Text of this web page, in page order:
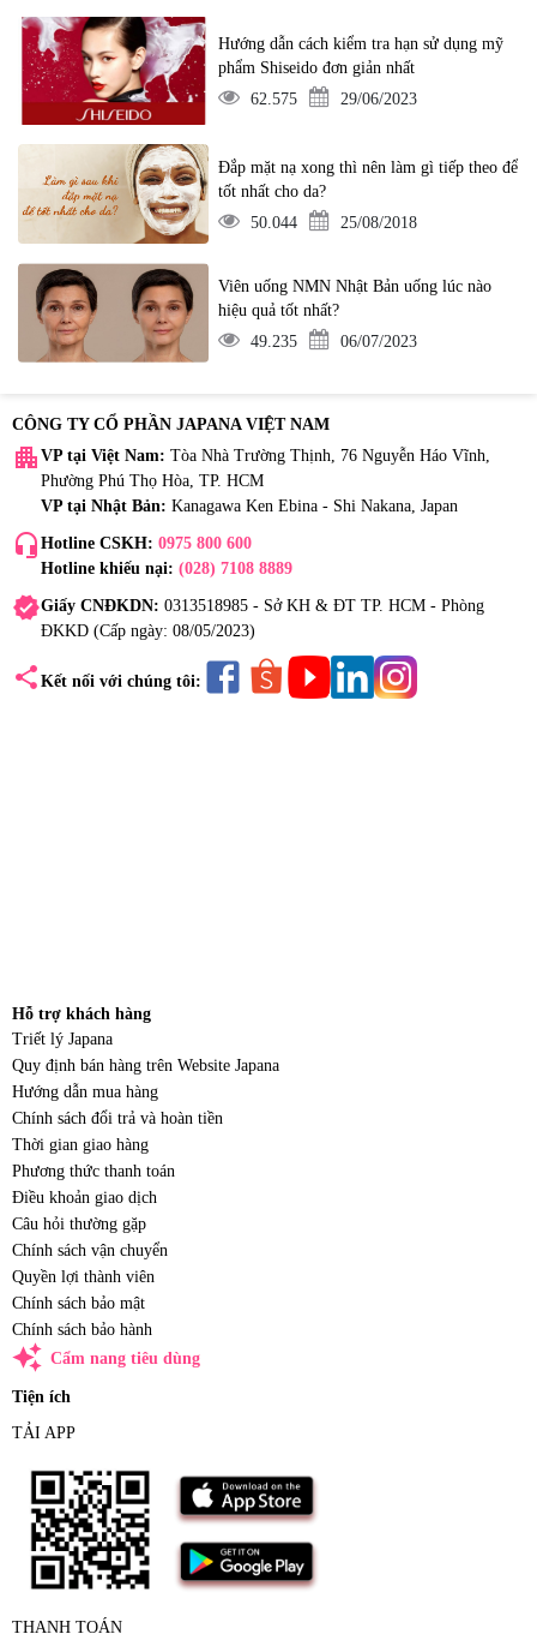
Hướng dẫn cách kiểm tra hạn sử dụng mỹ
phẩm Shiseido đơn giản nhất
62.575
29/06/2023
Đắp mặt nạ xong thì nên làm gì tiếp theo để
tốt nhất cho da?
50.044
25/08/2018
Viên uống NMN Nhật Bản uống lúc nào
hiệu quả tốt nhất?
49.235
06/07/2023
CÔNG TY CỔ PHẦN JAPANA VIỆT NAM
apartment VP tại Việt Nam: Tòa Nhà Trường Thịnh, 76 Nguyễn Háo Vĩnh,
Phường Phú Thọ Hòa, TP. HCM
VP tại Nhật Bản: Kanagawa Ken Ebina - Shi Nakana, Japan
headset_mic Hotline CSKH: 0975 800 600
Hotline khiếu nại: (028) 7108 8889
verifiedGiấy CNĐKDN: 0313518985 - Sở KH & ĐT TP. HCM - Phòng
ĐKKD (Cấp ngày: 08/05/2023)
share Kết nối với chúng tôi:
Hỗ trợ khách hàng
Triết lý Japana
Quy định bán hàng trên Website Japana
Hướng dẫn mua hàng
Chính sách đổi trả và hoàn tiền
Thời gian giao hàng
Phương thức thanh toán
Điều khoản giao dịch
Câu hỏi thường gặp
Chính sách vận chuyển
Quyền lợi thành viên
Chính sách bảo mật
Chính sách bảo hành
auto_awesome Cẩm nang tiêu dùng
Tiện ích
TẢI APP
THANH TOÁN